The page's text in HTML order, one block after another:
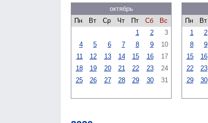
октябрь
Пн
Вт Ср Чт Пт Сб
Вс
1
2
3
4
5 6 7 8 9
10
11
12 13 14 15 16
17
18
19 20 21 22 23
24
25
26 27 28 29 30 31
Пн
Вт
1
2
8
9
15
16
22
23
29
30